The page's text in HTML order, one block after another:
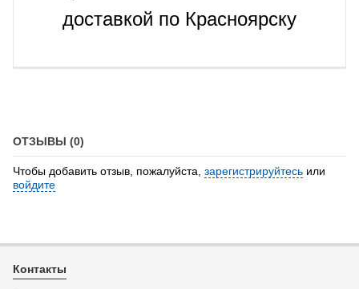
доставкой по Красноярску
ОТЗЫВЫ (0)
Чтобы добавить отзыв, пожалуйста, зарегистрируйтесь или
войдите
Контакты